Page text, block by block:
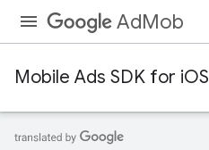
AdMob
Mobile Ads SDK for iOS